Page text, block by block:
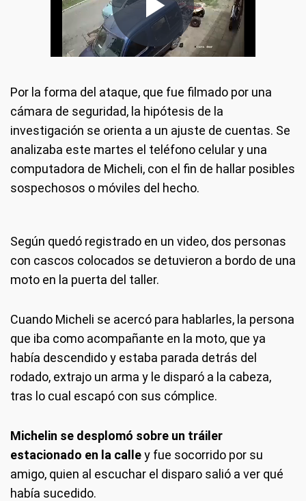
Por la forma del ataque, que fue filmado por una
cámara de seguridad, la hipótesis de la
investigación se orienta a un ajuste de cuentas. Se
analizaba este martes el teléfono celular y una
computadora de Micheli, con el fin de hallar posibles
sospechosos o móviles del hecho.
Según quedó registrado en un video, dos personas
con cascos colocados se detuvieron a bordo de una
moto en la puerta del taller.
Cuando Micheli se acercó para hablarles, la persona
que iba como acompañante en la moto, que ya
había descendido y estaba parada detrás del
rodado, extrajo un arma y le disparó a la cabeza,
tras lo cual escapó con sus cómplice.
Michelin se desplomó sobre un tráiler
estacionado en la calley fue socorrido por su
amigo, quien al escuchar el disparo salió a ver qué
había sucedido.